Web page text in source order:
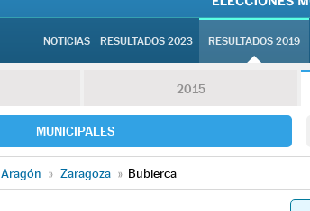
NOTICIAS RESULTADOS 2023 RESULTADOS 2019
2015
MUNICIPALES
Aragón » Zaragoza » Bubierca